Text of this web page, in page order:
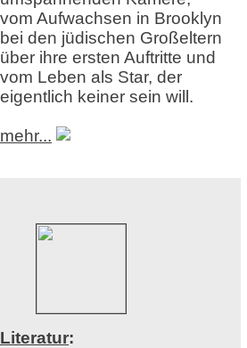
vom Aufwachsen in Brooklyn
bei den jüdischen Großeltern
über ihre ersten Auftritte und
vom Leben als Star, der
eigentlich keiner sein will.
mehr...
Literatur: